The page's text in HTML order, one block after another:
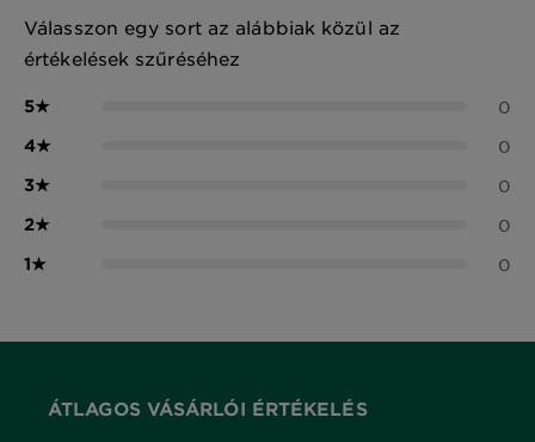
Válasszon egy sort az alábbiak közül az
értékelések szűréséhez
5★ 0
4★ 0
3★ 0
2★ 0
1★ 0
ÁTLAGOS VÁSÁRLÓI ÉRTÉKELÉS